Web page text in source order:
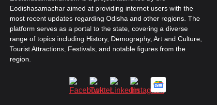
Eodishasamachar aimed at providing internet users with the
most recent updates regarding Odisha and other regions. The
platform serves as a portal to the state, covering a diverse
range of topics including History, Demography, Art and Culture,
Tourist Attractions, Festivals, and notable figures from the
region.